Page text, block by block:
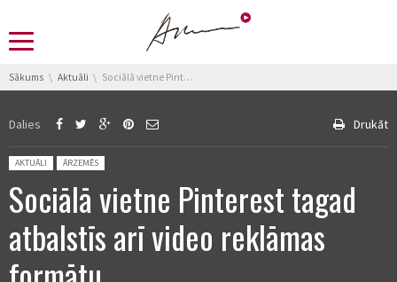
You are here:
Sākums Aktuāli Sociālā vietne Pinterest tagad atbalstīs arī video reklāmas formātu
Dalies Drukāt
Posted in:
AKTUĀLI ĀRZEMĒS
Sociālā vietne Pinterest tagad
atbalstīs arī video reklāmas